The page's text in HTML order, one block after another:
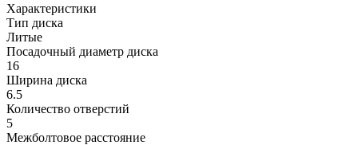
Характеристики
Тип диска
Литые
Посадочный диаметр диска
16
Ширина диска
6.5
Количество отверстий
5
Межболтовое расстояние